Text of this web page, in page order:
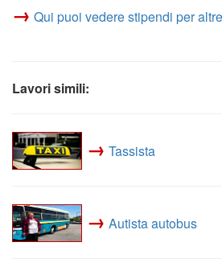
→ Qui puoi vedere stipendi per
Lavori simili:
→ Tassista
→ Autista autobus